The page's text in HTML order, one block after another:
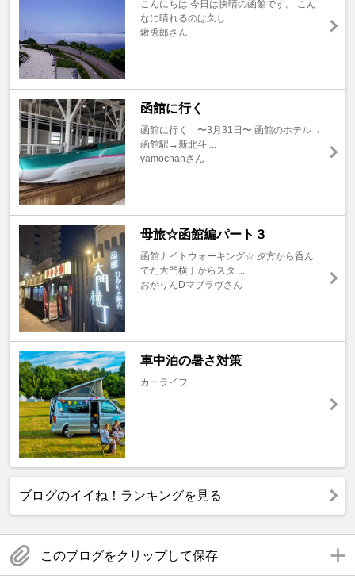
こんにちは 今日は快晴の函館です。 こん
なに晴れるのは久し ...
鍬兎郎さん
函館に行く
函館に行く 〜3月31日〜 函館のホテル→
函館駅→新北斗 ...
yamochanさん
母旅☆函館編パート３
函館ナイトウォーキング☆ 夕方から呑ん
でた大門横丁からスタ ...
おかりんDマブラヴさん
車中泊の暑さ対策
カーライフ
ブログのイイね！ランキングを見る
このブログをクリップして保存